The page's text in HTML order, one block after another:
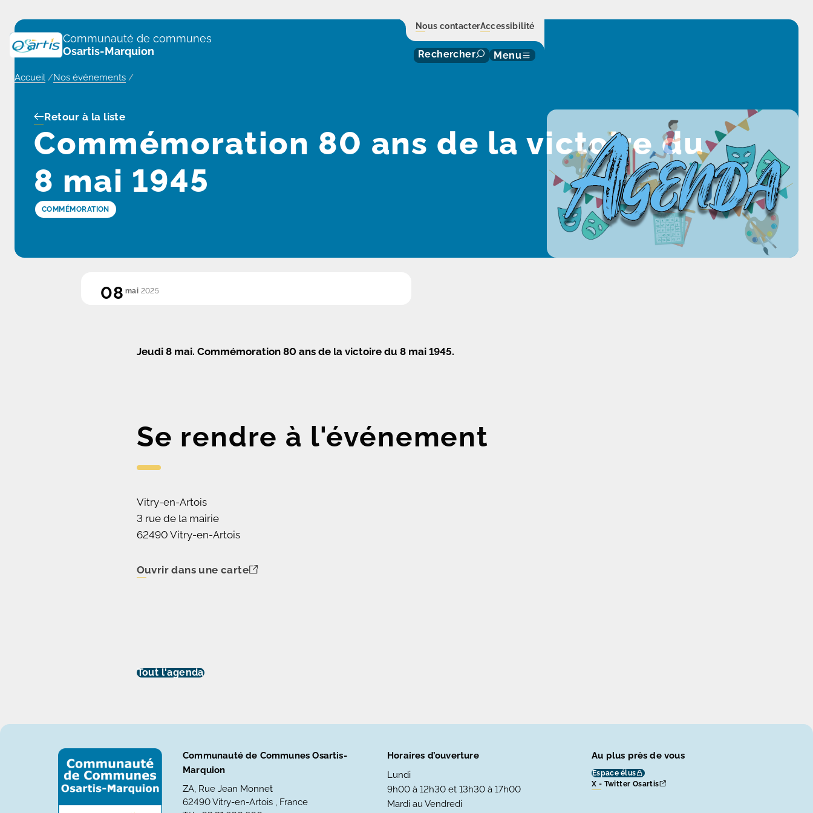
Communauté de communes
Osartis-Marquion
Nous contacterAccessibilité
Rechercher Menu
Accueil /Nos événements /
Commémoration 80 ans de la victoire du
8 mai 1945
Retour à la liste
COMMÉMORATION
08 mai 2025
Jeudi 8 mai. Commémoration 80 ans de la victoire du 8 mai 1945.
Se rendre à l'événement
Vitry-en-Artois
3 rue de la mairie
62490 Vitry-en-Artois
Ouvrir dans une carte
Tout l'agenda
Communauté de Communes Osartis-
Marquion
ZA, Rue Jean Monnet
62490 Vitry-en-Artois , France
Horaires d’ouverture
Lundi
9h00 à 12h30 et 13h30 à 17h00
Mardi au Vendredi
Au plus près de vous
Espace élus
X - Twitter Osartis